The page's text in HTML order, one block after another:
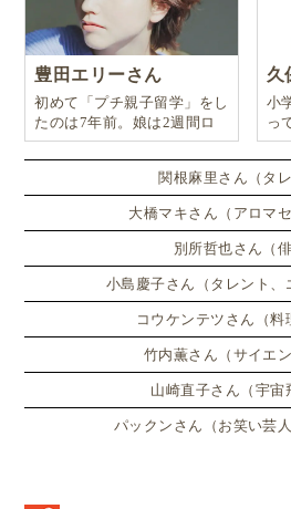
豊田エリーさん
初めて「プチ親子留学」をし
たのは7年前。娘は2週間ロ
ンドンのサマースクールに通
い、英語劇に挑戦したり、
久
小
っ
関根麻里さん（タレ
大橋マキさん（アロマ
別所哲也さん（俳
小島慶子さん（タレント、
コウケンテツさん（料
竹内薫さん（サイエン
山崎直子さん（宇宙
パックンさん（お笑い芸